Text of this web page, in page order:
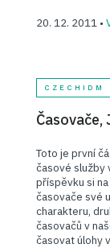
20. 12. 2011 •
CZECHIDM
Časovače,
Toto je první
časové služby
příspěvku si
časovače své
charakteru,
časovačů v
časovat úlohy